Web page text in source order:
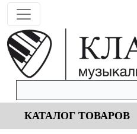
КАТАЛОГ ТОВАРОВ